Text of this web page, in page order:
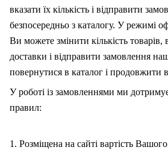
вказати їх кількість і відправити
безпосередньо з каталогу. У режимі
Ви можете змінити кількість товарів,
доставки і відправити замовлення
повернутися в каталог і продовжити
У роботі із замовленнями ми
правил:
1. Розміщена на сайті вартість